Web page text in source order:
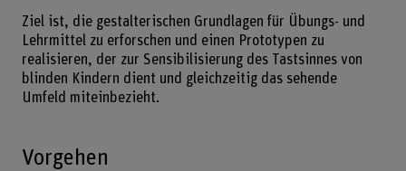
Ziel ist, die gestalterischen Grundlagen für Übungs- und
Lehrmittel zu erforschen und einen Prototypen zu
realisieren, der zur Sensibilisierung des Tastsinnes von
blinden Kindern dient und gleichzeitig das sehende
Umfeld miteinbezieht.
Vorgehen